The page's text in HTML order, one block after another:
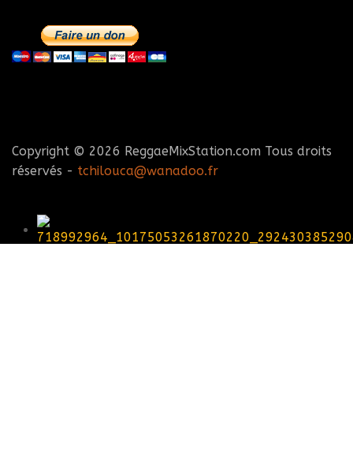
Copyright © 2026 ReggaeMixStation.com Tous droits
réservés - tchilouca@wanadoo.fr